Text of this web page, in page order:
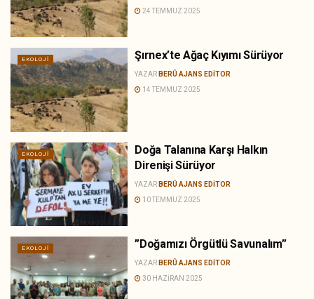
24 TEMMUZ 2025
EKOLOJI Şırnex’te Ağaç Kıyımı Sürüyor
YAZAR BERÛ AJANS EDITOR
14 TEMMUZ 2025
EKOLOJI
Doğa Talanına Karşı Halkın
Direnişi Sürüyor
YAZAR BERÛ AJANS EDITOR
10 TEMMUZ 2025
EKOLOJI ”Doğamızı Örgütlü Savunalım”
YAZAR BERÛ AJANS EDITOR
30 HAZIRAN 2025